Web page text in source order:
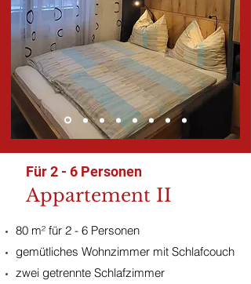
Für 2 - 6 Personen
Appartement II
80 m² für 2 - 6 Personen
gemütliches Wohnzimmer mit Schlafcouch
zwei getrennte Schlafzimmer